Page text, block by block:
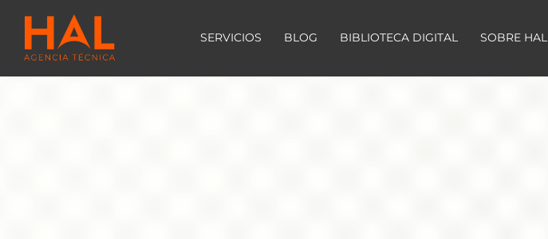
SERVICIOS BLOG BIBLIOTECA DIGITAL SOBRE HAL